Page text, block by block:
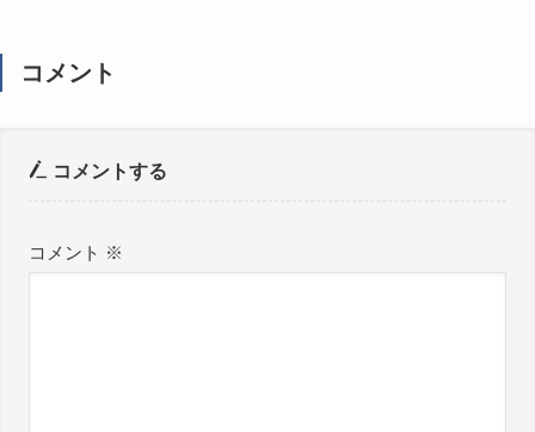
コメント
コメントする
コメント ※